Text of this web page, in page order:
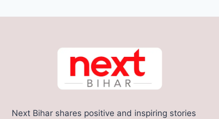
Next Bihar shares positive and inspiring stories